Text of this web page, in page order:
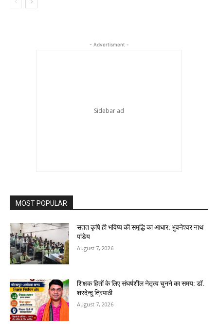
- Advertisment -
MOST POPULAR
सतत कृषि ही भविष्य की समृद्धि का आधार: भुवनेश्वर नाथ
पांडेय
August 7, 2026
शिक्षक हितों के लिए संघर्षशील नेतृत्व चुनने का समय: डॉ.
शरदेन्दु त्रिपाठी
August 7, 2026